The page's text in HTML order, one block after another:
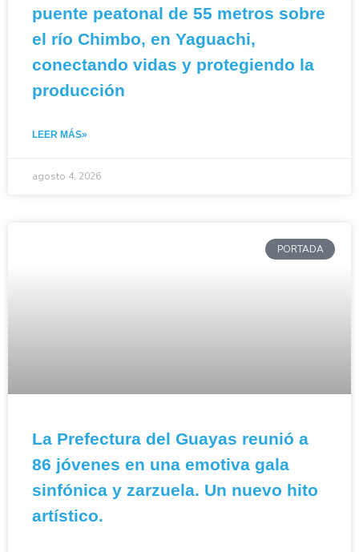
puente peatonal de 55 metros sobre
el río Chimbo, en Yaguachi,
conectando vidas y protegiendo la
producción
LEER MÁS»
agosto 4, 2026
PORTADA
La Prefectura del Guayas reunió a
86 jóvenes en una emotiva gala
sinfónica y zarzuela. Un nuevo hito
artístico.